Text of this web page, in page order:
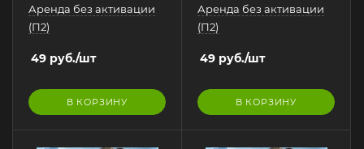
Аренда без активации
(П2)
49 руб./шт
В КОРЗИНУ
Аренда без активации
(П2)
49 руб./шт
В КОРЗИНУ